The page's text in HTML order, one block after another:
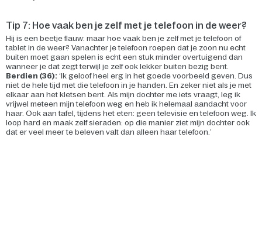
Tip 7: Hoe vaak ben je zelf met je telefoon in de weer?
Hij is een beetje flauw: maar hoe vaak ben je zelf met je telefoon of
tablet in de weer? Vanachter je telefoon roepen dat je zoon nu echt
buiten moet gaan spelen is echt een stuk minder overtuigend dan
wanneer je dat zegt terwijl je zelf ook lekker buiten bezig bent.
Berdien (36): ‘Ik geloof heel erg in het goede voorbeeld geven. Dus
niet de hele tijd met die telefoon in je handen. En zeker niet als je met
elkaar aan het kletsen bent. Als mijn dochter me iets vraagt, leg ik
vrijwel meteen mijn telefoon weg en heb ik helemaal aandacht voor
haar. Ook aan tafel, tijdens het eten: geen televisie en telefoon weg. Ik
loop hard en maak zelf sieraden: op die manier ziet mijn dochter ook
dat er veel meer te beleven valt dan alleen haar telefoon.’